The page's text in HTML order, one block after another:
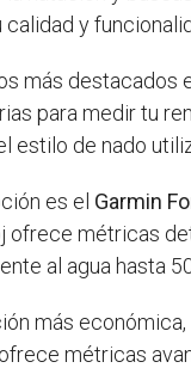
y
más destacados
para medir tu
estilo de nado
es el Garmin
ofrece métricas
al agua hasta
más económica,
métricas